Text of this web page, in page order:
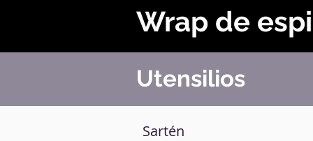
Wrap de
Utensilios
Sartén